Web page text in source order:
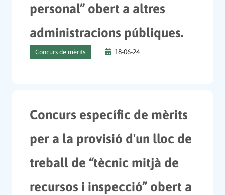
personal” obert a altres
administracions públiques.
Concurs de mèrits 18-06-24
Concurs específic de mèrits
per a la provisió d'un lloc de
treball de “tècnic mitjà de
recursos i inspecció” obert a